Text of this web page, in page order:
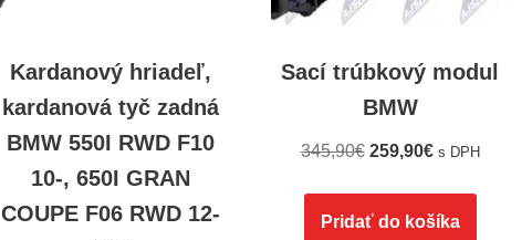
Kardanový hriadeľ,
kardanová tyč zadná
BMW 550I RWD F10
10-, 650I GRAN
COUPE F06 RWD 12-
Sací trúbkový modul
BMW
345,90€ 259,90€ s DPH
Pridať do košíka